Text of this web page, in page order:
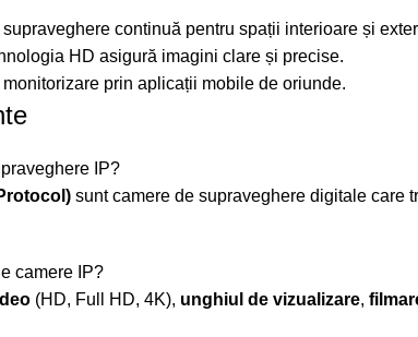
supraveghere continuă pentru spații interioare și
HD asigură imagini clare și precise.
monitorizare prin aplicații mobile de oriunde.
IP?
sunt camere de supraveghere digitale care
camere IP?
(HD, Full HD, 4K), unghiul de vizualizare,